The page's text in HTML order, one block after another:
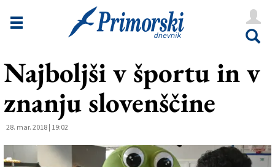
Novice
Goriška
Kultura
Še
Najboljši v športu in v
znanju slovenščine
28. mar. 2018 | 19:02